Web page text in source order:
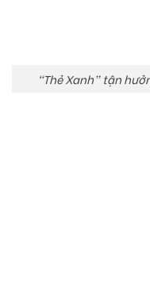
“Thẻ Xanh” tận